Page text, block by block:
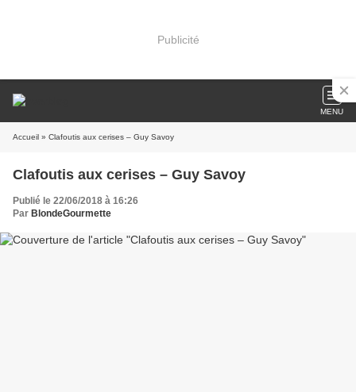
Publicité
MENU
Accueil » Clafoutis aux cerises – Guy Savoy
Clafoutis aux cerises – Guy Savoy
Publié le 22/06/2018 à 16:26
Par BlondeGourmette